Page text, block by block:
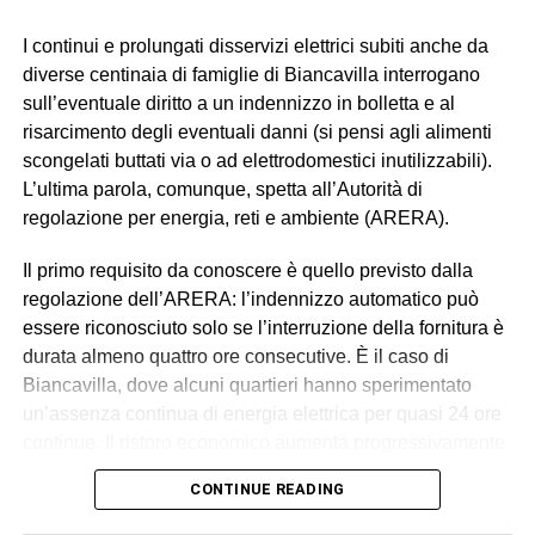
I continui e prolungati disservizi elettrici subiti anche da
diverse centinaia di famiglie di Biancavilla interrogano
sull’eventuale diritto a un indennizzo in bolletta e al
risarcimento degli eventuali danni (si pensi agli alimenti
scongelati buttati via o ad elettrodomestici inutilizzabili).
L’ultima parola, comunque, spetta all’Autorità di
regolazione per energia, reti e ambiente (ARERA).
Il primo requisito da conoscere è quello previsto dalla
regolazione dell’ARERA: l’indennizzo automatico può
essere riconosciuto solo se l’interruzione della fornitura è
durata almeno quattro ore consecutive. È il caso di
Biancavilla, dove alcuni quartieri hanno sperimentato
un’assenza continua di energia elettrica per quasi 24 ore
in relazione alla durata del blackout, secondo i criteri
CONTINUE READING